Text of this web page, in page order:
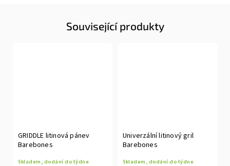
Související produkty
GRIDDLE litinová pánev
Barebones
Skladem, dodání do týdne
Univerzální litinový gril
Barebones
Skladem, dodání do týdne